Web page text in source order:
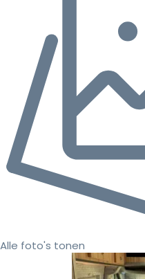
Alle foto's tonen